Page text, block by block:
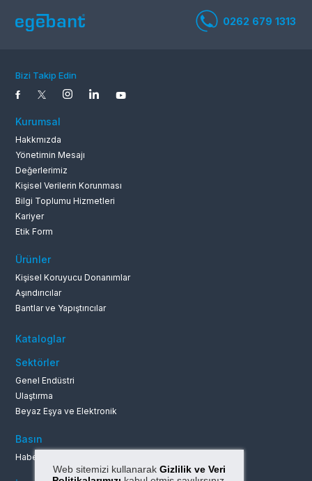
Bizi Takip Edin
Kurumsal
Hakkmızda
Yönetimin Mesajı
Değerlerimiz
Kişisel Verilerin Korunması
Bilgi Toplumu Hizmetleri
Kariyer
Etik Form
Ürünler
Kişisel Koruyucu Donanımlar
Aşındırıcılar
Bantlar ve Yapıştırıcılar
Kataloglar
Sektörler
Genel Endüstri
Ulaştırma
Beyaz Eşya ve Elektronik
Basın
Haberler ve Duyurular
Web sitemizi kullanarak Gizlilik ve Veri